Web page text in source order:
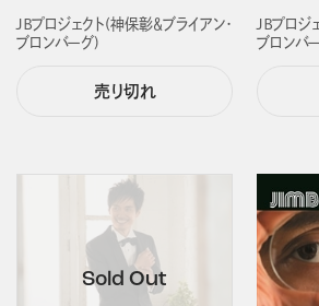
ＪＢプロジェクト(神保彰＆ブライアン・
ブロンバーグ)
売り切れ
ＪＢプロ
ブロンバ